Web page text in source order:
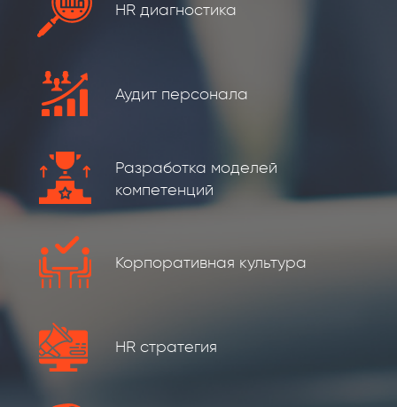
HR диагностика
Аудит персонала
Разработка моделей
компетенций
Корпоративная культура
HR стратегия